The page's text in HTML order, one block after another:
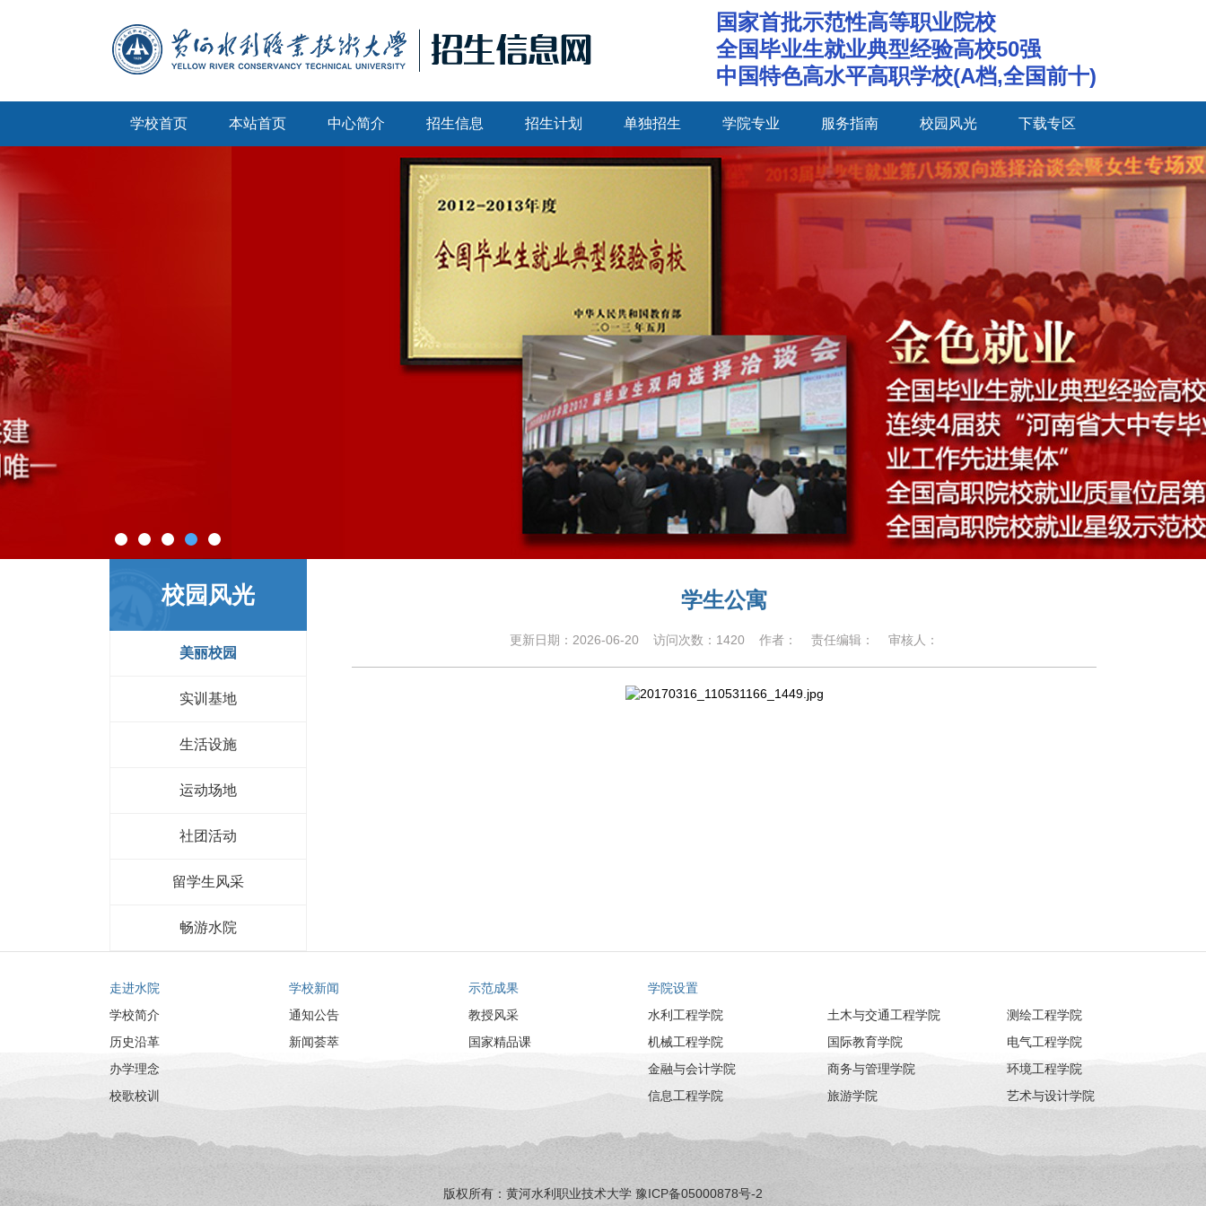
国家首批示范性高等职业院校
全国毕业生就业典型经验高校50强
中国特色高水平高职学校(A档,全国前十)
学校首页 本站首页 中心简介 招生信息 招生计划 单独招生 学院专业 服务指南 校园风光 下载专区
校园风光
美丽校园
实训基地
生活设施
运动场地
社团活动
留学生风采
畅游水院
学生公寓
更新日期： 2026-06-20 访问次数： 1420 作者： 责任编辑： 审核人：
走进水院
学校简介
历史沿革
办学理念
校歌校训
学校新闻
通知公告
新闻荟萃
示范成果
教授风采
国家精品课
学院设置
水利工程学院
机械工程学院
金融与会计学院
信息工程学院
土木与交通工程学院
国际教育学院
商务与管理学院
旅游学院
测绘工程学院
电气工程学院
环境工程学院
艺术与设计学院
版权所有：黄河水利职业技术大学 豫ICP备05000878号-2